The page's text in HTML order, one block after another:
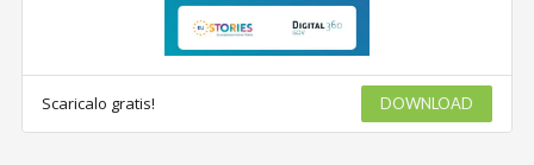
Scaricalo gratis! DOWNLOAD